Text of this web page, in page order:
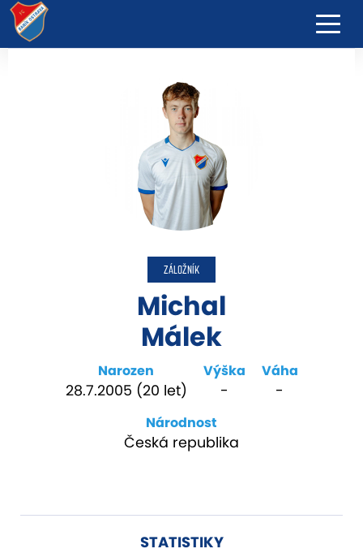
ZÁLOŽNÍK
Michal
Málek
Narozen
28.7.2005 (20 let)
Výška
-
Váha
-
Národnost
Česká republika
STATISTIKY